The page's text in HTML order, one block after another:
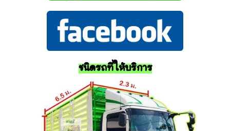
ชนิดรถที่ให้บริการ